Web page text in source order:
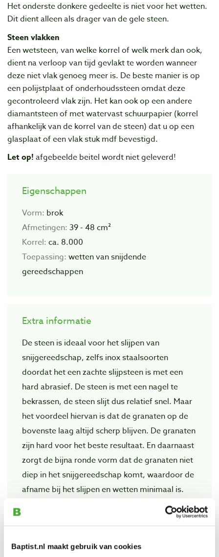
Baptist.nl maakt gebruik van cookies
Het onderste donkere gedeelte is niet voor het wetten.
Dit dient alleen als drager van de gele steen.
Steen vlakken
Een wetsteen, van welke korrel of welk merk dan ook,
dient na verloop van tijd gevlakt te worden wanneer
deze niet vlak genoeg meer is. De beste manier is op
een polijstplaat of onderhoudssteen omdat deze
gecontroleerd vlak zijn. Het kan ook op een andere
diamantsteen of met watervast schuurpapier (korrel
afhankelijk van de korrel van de steen) dat u op een
glasplaat of een vlak stuk mdf bevestigd.
Let op! afgebeelde beitel wordt niet geleverd!
Eigenschappen
Vorm: brok
Afmetingen: 39 - 48 cm²
Korrel: ca. 8.000
Toepassing: wetten van snijdende
gereedschappen
Extra informatie
De steen is ideaal voor het slijpen van
snijgereedschap, zelfs inox staalsoorten
doordat het een zachte slijpsteen is met een
hard abrasief. De steen is met een nagel te
bekrassen, de steen slijt dus relatief snel. Maar
het voordeel hiervan is dat de granaten op de
bovenste laag altijd scherp blijven. De granaten
zijn hard voor het beste resultaat. En daarnaast
zorgt de bijna ronde vorm dat de granaten niet
diep in het snijgereedschap komt, waardoor de
afname bij het slijpen en wetten minimaal is.